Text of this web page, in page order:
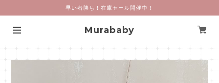
早い者勝ち！在庫セール開催中！
Murababy